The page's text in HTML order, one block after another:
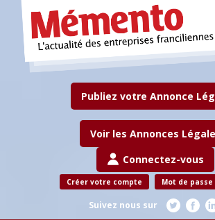
Publiez votre Annonce
Voir les Annonces
Connectez-vous
Créer votre compte Mot de passe
Suivez nous sur